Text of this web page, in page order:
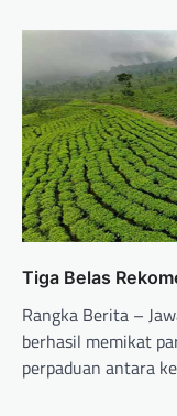
Tiga Belas
Rangka Berita –
berhasil memikat
perpaduan antara